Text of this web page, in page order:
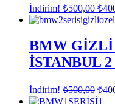
İndirim! ₺500,00 ₺
BMW
İSTANBUL
İndirim! ₺500,00
fiyat:
₺